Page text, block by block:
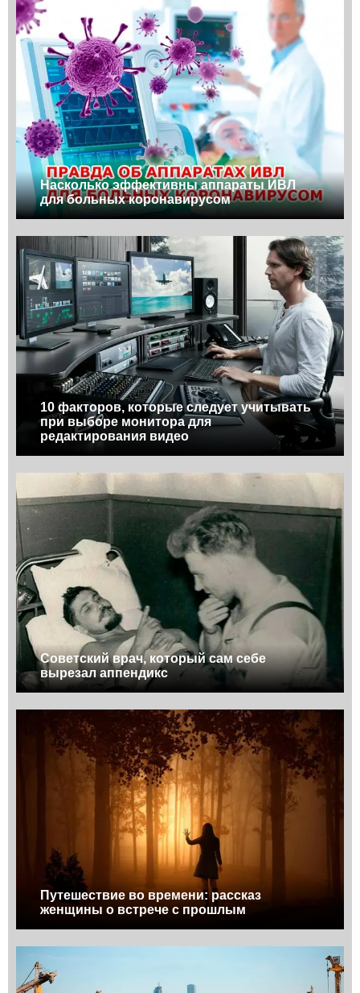
Насколько эффективны аппараты ИВЛ
для больных коронавирусом
10 факторов, которые следует учитывать
при выборе монитора для
редактирования видео
Советский врач, который сам себе
вырезал аппендикс
Путешествие во времени: рассказ
женщины о встрече с прошлым